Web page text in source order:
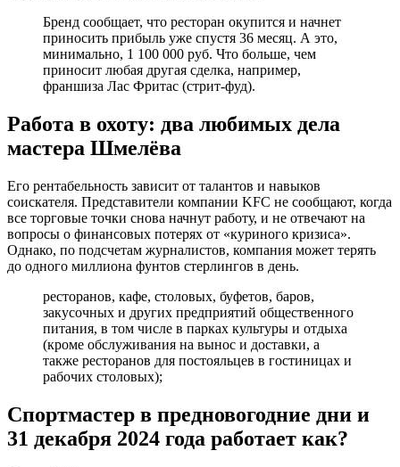
Бренд сообщает, что ресторан окупится и начнет
приносить прибыль уже спустя 36 месяц. А это,
минимально, 1 100 000 руб. Что больше, чем
приносит любая другая сделка, например,
франшиза Лас Фритас (стрит-фуд).
Работа в охоту: два любимых дела
мастера Шмелёва
Его рентабельность зависит от талантов и навыков
соискателя. Представители компании KFC не сообщают, когда
все торговые точки снова начнут работу, и не отвечают на
вопросы о финансовых потерях от «куриного кризиса».
Однако, по подсчетам журналистов, компания может терять
до одного миллиона фунтов стерлингов в день.
ресторанов, кафе, столовых, буфетов, баров,
закусочных и других предприятий общественного
питания, в том числе в парках культуры и отдыха
(кроме обслуживания на вынос и доставки, а
также ресторанов для постояльцев в гостиницах и
рабочих столовых);
Спортмастер в предновогодние дни и
31 декабря 2024 года работает как?